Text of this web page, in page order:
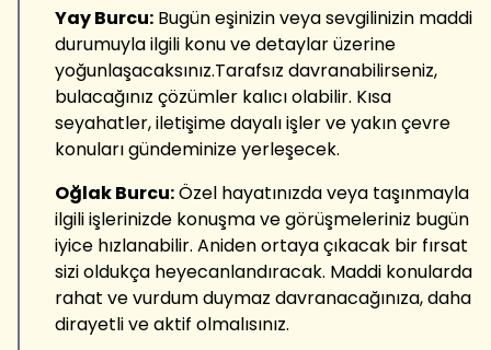
Yay Burcu: Bugün eşinizin veya sevgilinizin maddi
durumuyla ilgili konu ve detaylar üzerine
yoğunlaşacaksınız.Tarafsız davranabilirseniz,
bulacağınız çözümler kalıcı olabilir. Kısa
seyahatler, iletişime dayalı işler ve yakın çevre
konuları gündeminize yerleşecek.
Oğlak Burcu:Özel hayatınızda veya taşınmayla
ilgili işlerinizde konuşma ve görüşmeleriniz bugün
iyice hızlanabilir. Aniden ortaya çıkacak bir fırsat
sizi oldukça heyecanlandıracak. Maddi konularda
rahat ve vurdum duymaz davranacağınıza, daha
dirayetli ve aktif olmalısınız.